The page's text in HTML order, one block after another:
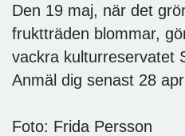
Den 19 maj, när det
fruktträden blommar,
vackra kulturreservatet
Anmäl dig senast 28
Foto: Frida Persson